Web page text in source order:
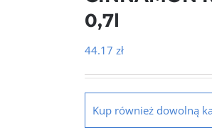
0,7l
44.17 zł
Kup również dowolną